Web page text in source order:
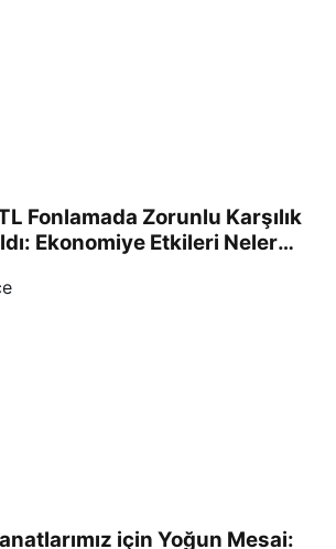
Fonlamada Zorunlu Karşılık
Ekonomiye Etkileri Neler
için Yoğun Mesai: